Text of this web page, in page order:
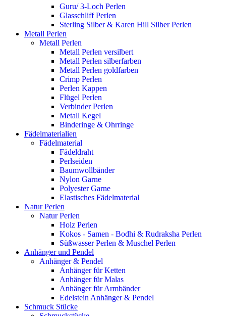
Guru/ 3-Loch Perlen
Glasschliff Perlen
Sterling Silber & Karen Hill Silber Perlen
Metall Perlen
Metall Perlen
Metall Perlen versilbert
Metall Perlen silberfarben
Metall Perlen goldfarben
Crimp Perlen
Perlen Kappen
Flügel Perlen
Verbinder Perlen
Metall Kegel
Binderinge & Ohrringe
Fädelmaterialien
Fädelmaterial
Fädeldraht
Perlseiden
Baumwollbänder
Nylon Garne
Polyester Garne
Elastisches Fädelmaterial
Natur Perlen
Natur Perlen
Holz Perlen
Kokos - Samen - Bodhi & Rudraksha Perlen
Süßwasser Perlen & Muschel Perlen
Anhänger und Pendel
Anhänger & Pendel
Anhänger für Ketten
Anhänger für Malas
Anhänger für Armbänder
Edelstein Anhänger & Pendel
Schmuck Stücke